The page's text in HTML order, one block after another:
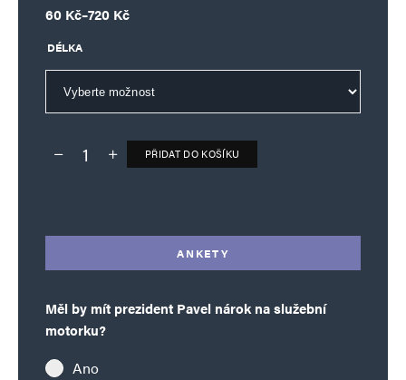
60 Kč–720 Kč
Rozpětí cen: 60 Kč až 720 Kč
DÉLKA
Deník TO – verze bez reklam množství
PŘIDAT DO KOŠÍKU
ANKETY
Měl by mít prezident Pavel nárok na služební
motorku?
Ano